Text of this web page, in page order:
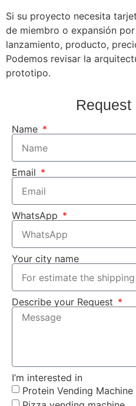
Si su proyecto necesita
de miembro o expansión
lanzamiento, producto,
Podemos revisar la
prototipo.
Request
Name
Email
WhatsApp
Your city name
Describe your Request
I’m interested in
Protein Vending Machine